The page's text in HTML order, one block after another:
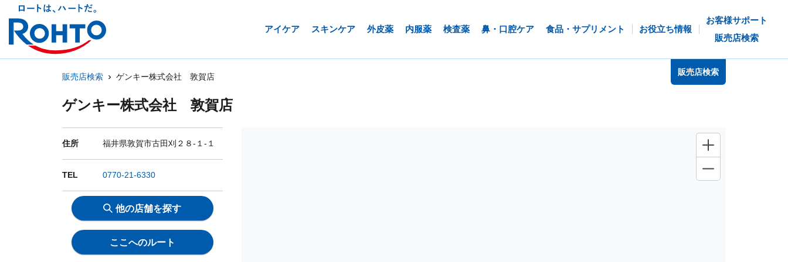
アイケア スキンケア 外皮薬 内服薬 検査薬 鼻・口腔ケア 食品・サプリメント お役立ち情報
お客様サポート
販売店検索
販売店検索 ゲンキー株式会社 敦賀店 販売店検索
ゲンキー株式会社 敦賀店
住所 福井県敦賀市古田刈２８-１-１
TEL 0770-21-6330
他の店舗を探す
ここへのルート